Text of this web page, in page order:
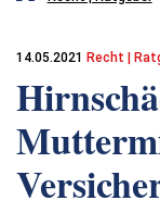
14.05.2021 Recht |